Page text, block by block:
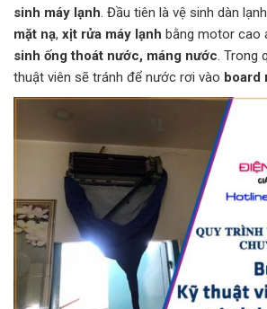
sinh máy lạnh. Đầu tiên là vệ sinh dàn
mặt nạ, xịt rửa máy lạnh bằng motor cao
sinh ống thoát nước, máng nước. Trong
thuật viên sẽ tránh để nước rơi vào board